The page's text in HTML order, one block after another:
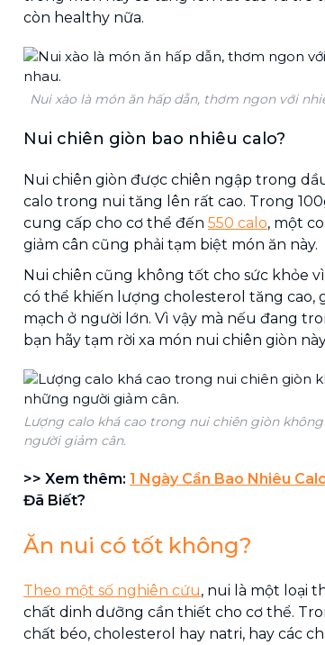
còn healthy nữa.
Nui xào là món ăn hấp dẫn, thơm ngon với
Nui chiên giòn bao nhiêu calo?
Nui chiên giòn được chiên ngập trong
calo trong nui tăng lên rất cao. Trong
cung cấp cho cơ thể đến 550 calo, một
giảm cân cũng phải tạm biệt món ăn này.
Nui chiên cũng không tốt cho sức khỏe
có thể khiến lượng cholesterol tăng cao,
mạch ở người lớn. Vì vậy mà nếu đang
bạn hãy tạm rời xa món nui chiên giòn
Lượng calo khá cao trong nui chiên giòn
người giảm cân.
>> Xem thêm: 1 Ngày Cần Bao Nhiêu
Đã Biết?
Ăn nui có tốt không?
Theo một số nghiên cứu, nui là một loại
chất dinh dưỡng cần thiết cho cơ thể.
chất béo, cholesterol hay natri, hay các